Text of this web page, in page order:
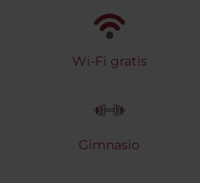
Wi-Fi gratis
Gimnasio